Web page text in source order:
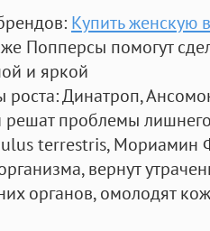
Купить женскую
Попперсы помогут
и яркой
роста: Динатроп,
решат проблемы
terrestris, Мориамин
вернут
органов, омолодят